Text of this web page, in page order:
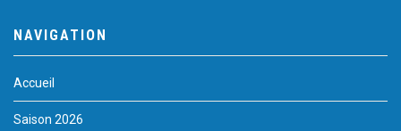
NAVIGATION
Accueil
Saison 2026